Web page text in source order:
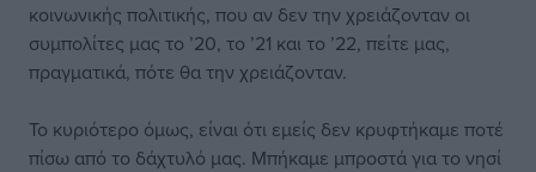
κοινωνικής πολιτικής, που αν δεν την χρειάζονταν οι
συμπολίτες μας το ’20, το ’21 και το ’22, πείτε μας,
πραγματικά, πότε θα την χρειάζονταν.
Το κυριότερο όμως, είναι ότι εμείς δεν κρυφτήκαμε ποτέ
πίσω από το δάχτυλό μας. Μπήκαμε μπροστά για το νησί